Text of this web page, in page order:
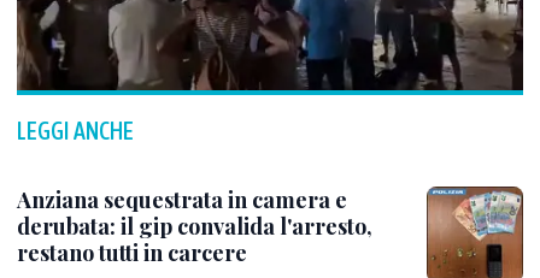
LEGGI ANCHE
Anziana sequestrata in camera e
derubata: il gip convalida l'arresto,
restano tutti in carcere